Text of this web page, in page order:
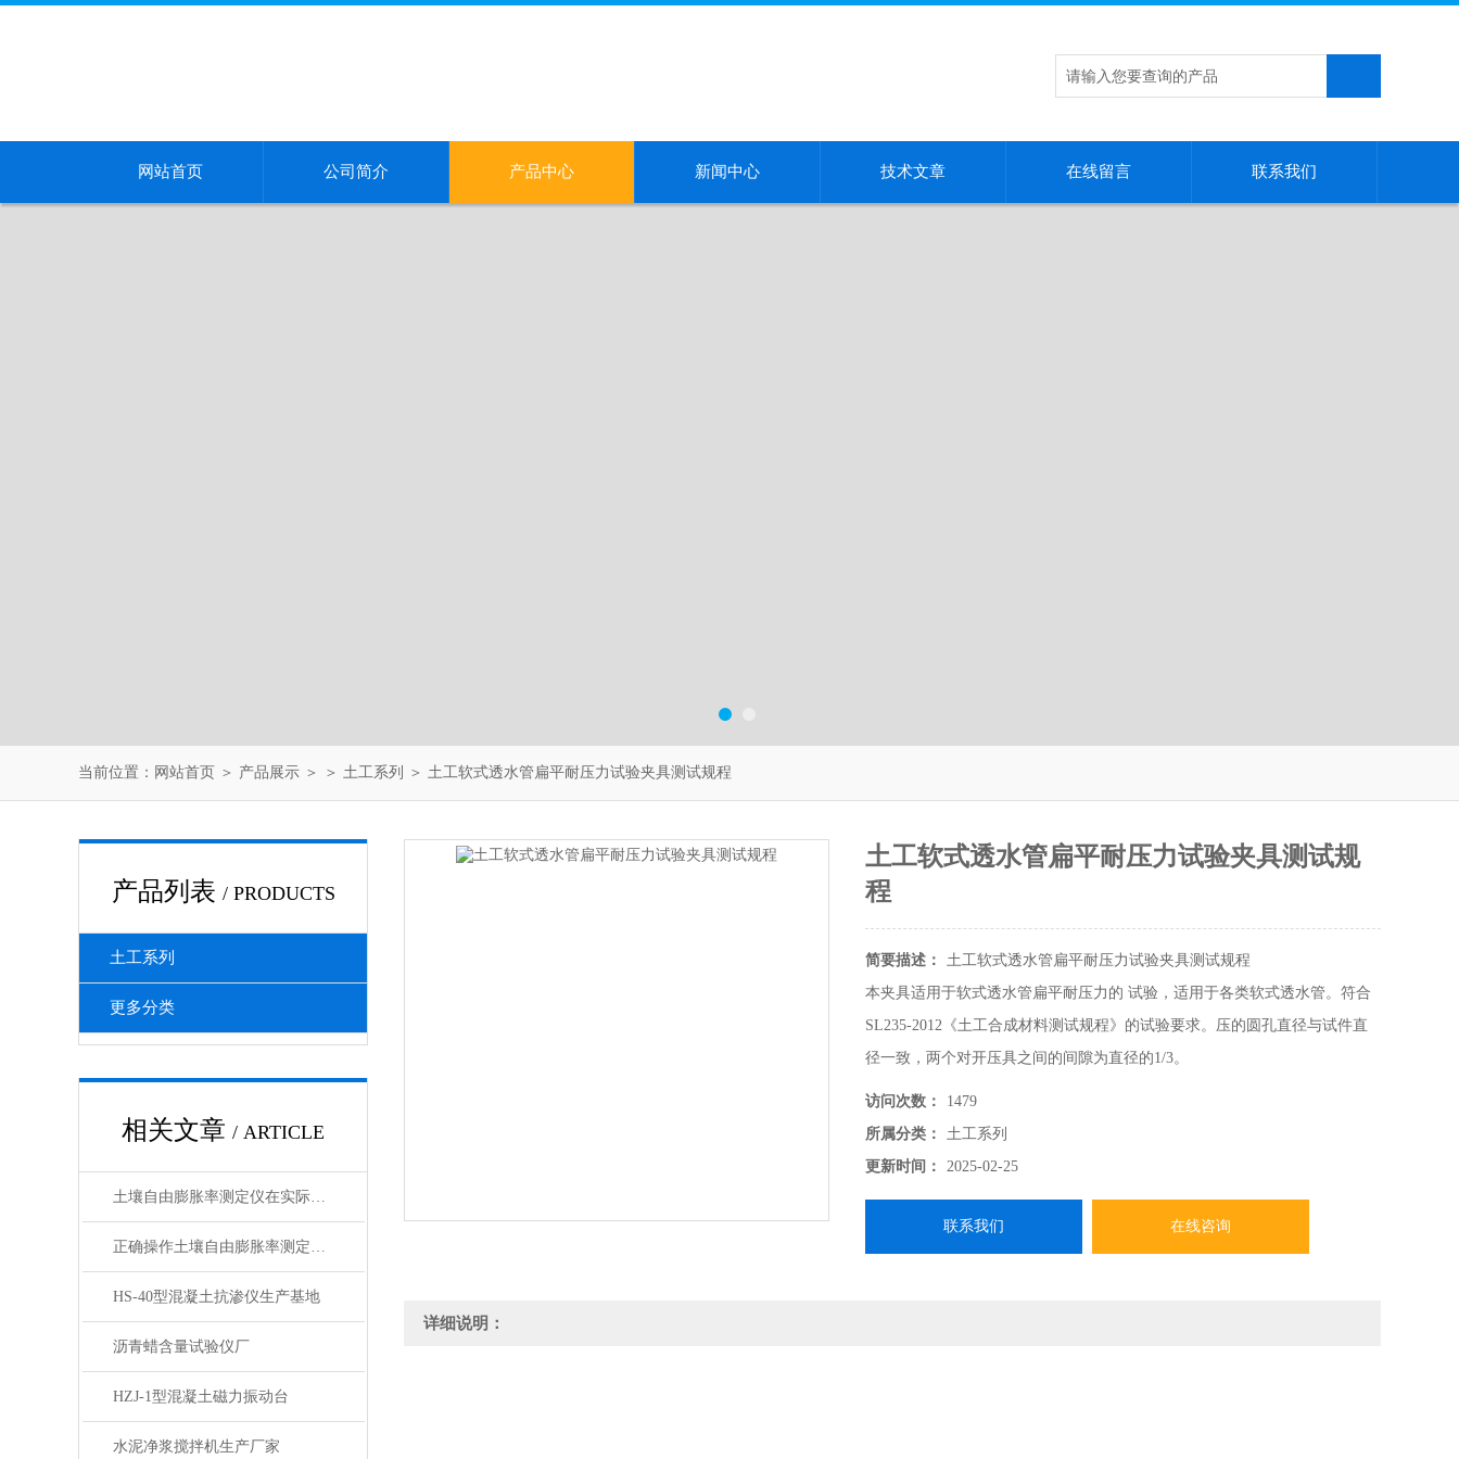
网站首页 公司简介 产品中心 新闻中心 技术文章 在线留言 联系我们
当前位置： 网站首页 ＞ 产品展示 ＞ ＞ 土工系列 ＞ 土工软式透水管扁平耐压力试验夹具测试规程
产品列表 / PRODUCTS
土工系列
更多分类
相关文章 / ARTICLE
土壤自由膨胀率测定仪在实际操作中的常见问题相应解决方法分享
正确操作土壤自由膨胀率测定仪可确保获得准确可靠的测试结果
HS-40型混凝土抗渗仪生产基地
沥青蜡含量试验仪厂
HZJ-1型混凝土磁力振动台
水泥净浆搅拌机生产厂家
土工软式透水管扁平耐压力试验夹具测试规
程
简要描述：
土工软式透水管扁平耐压力试验夹具测试规程
本夹具适用于软式透水管扁平耐压力的 试验，适用于各类软式透水管。符合
SL235-2012《土工合成材料测试规程》的试验要求。压的圆孔直径与试件直
径一致，两个对开压具之间的间隙为直径的1/3。
访问次数：
1479
所属分类：
土工系列
更新时间：
2025-02-25
联系我们 在线咨询
详细说明：